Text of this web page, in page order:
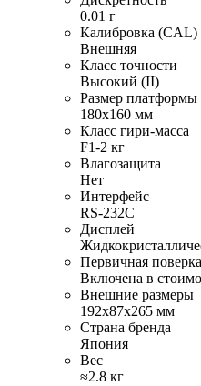
0.01 г
Калибровка (CAL)
Внешняя
Класс точности
Высокий (II)
Размер платформы
180x160 мм
Класс гири-масса
F1-2 кг
Влагозащита
Нет
Интерфейс
RS-232C
Дисплей
Первичная поверка
Включена в
Внешние размеры
192х87х265 мм
Страна бренда
Япония
Вес
≈2.8 кг